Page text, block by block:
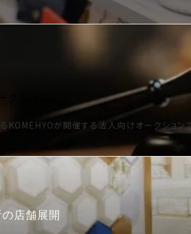
クション
KOMEHYOが開催する法人向けオークション
店舗展開